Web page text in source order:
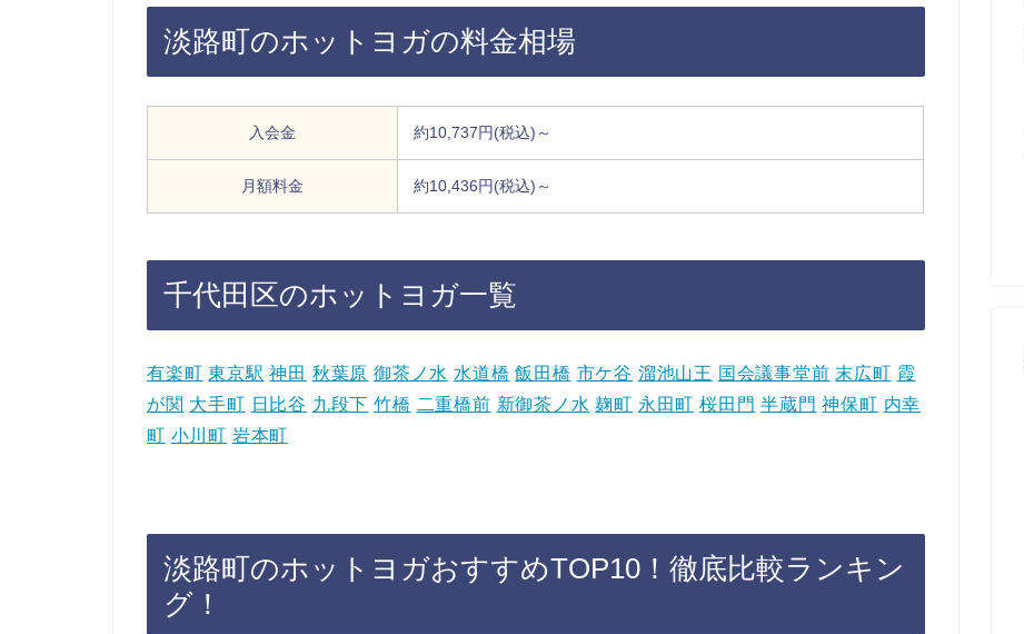
淡路町のホットヨガの料金相場
入会金 約10,737円(税込)～
月額料金 約10,436円(税込)～
千代田区のホットヨガ一覧
有楽町 東京駅 神田 秋葉原 御茶ノ水 水道橋 飯田橋 市ケ谷 溜池山王 国会議事堂前 末広町 霞
が関 大手町 日比谷 九段下 竹橋 二重橋前 新御茶ノ水 麹町 永田町 桜田門 半蔵門 神保町 内幸
町 小川町 岩本町
淡路町のホットヨガおすすめTOP10！徹底比較ランキン
グ！